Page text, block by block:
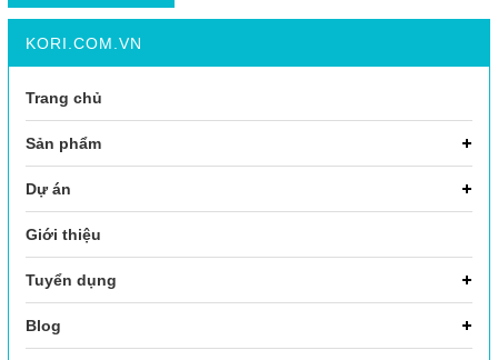
KORI.COM.VN
Trang chủ
Sản phẩm
Dự án
Giới thiệu
Tuyển dụng
Blog